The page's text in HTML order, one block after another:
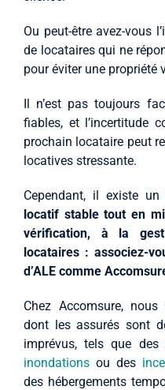
Ou peut-être avez-vous
de locataires qui ne
pour éviter une propriété
Il n’est pas toujours
fiables, et l’incertitude
prochain locataire peut
locatives stressante.
Cependant, il existe un
locatif stable tout en
vérification, à la
locataires : associez-
d’ALE comme
Chez Accomsure,
dont les assurés sont
imprévus, tels que des
inondations ou des
des hébergements